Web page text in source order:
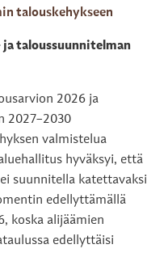
talouskehykseen
taloussuunnitelman
2026 ja
2027–2030
valmistelua
hyväksyi, että
suunnitella katettavaksi
edellyttämällä
koska alijäämien
edellyttäisi